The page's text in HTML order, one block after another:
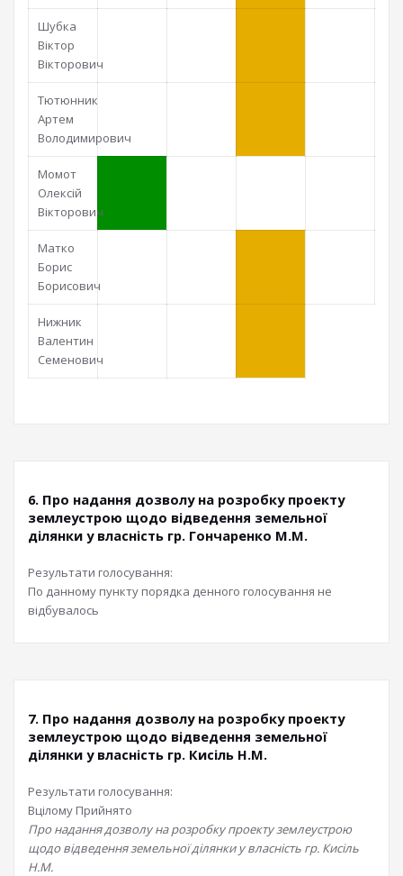
Шубка
Віктор
Вікторович
Тютюнник
Артем
Володимирович
Момот
Олексій
Вікторович
Матко
Борис
Борисович
Нижник
Валентин
Семенович
6. Про надання дозволу на розробку проекту
землеустрою щодо відведення земельної
ділянки у власність гр. Гончаренко М.М.
Результати голосування:
По данному пункту порядка денного голосування не
відбувалось
7. Про надання дозволу на розробку проекту
землеустрою щодо відведення земельної
ділянки у власність гр. Кисіль Н.М.
Результати голосування:
Вцілому Прийнято
Про надання дозволу на розробку проекту землеустрою
щодо відведення земельної ділянки у власність гр. Кисіль
Н.М.